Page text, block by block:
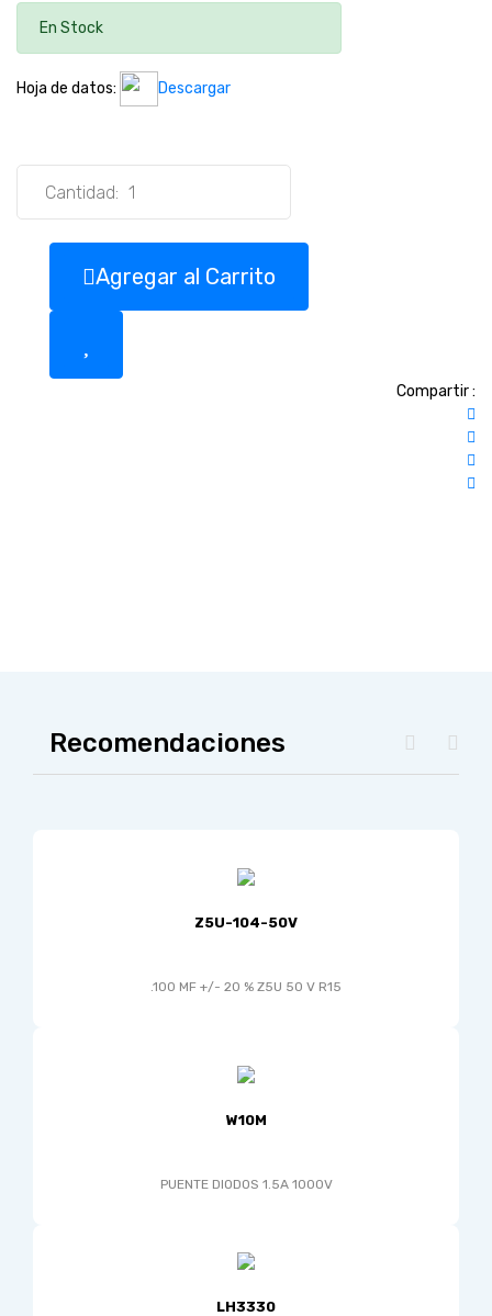
En Stock
Hoja de datos: Descargar
Cantidad:
Agregar al Carrito
Compartir :
Recomendaciones
Z5U-104-50V
.100 MF +/- 20 % Z5U 50 V R15
W10M
PUENTE DIODOS 1.5A 1000V
LH3330